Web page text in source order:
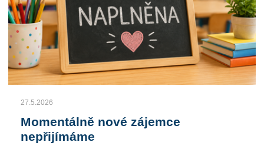
27.5.2026
Momentálně nové zájemce
nepřijímáme